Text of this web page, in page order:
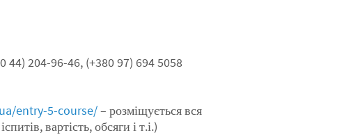
44) 204-96-46, (+380 97) 694 5058
entry-5-course/– розміщується вся
вартість, обсяги і т.і.)